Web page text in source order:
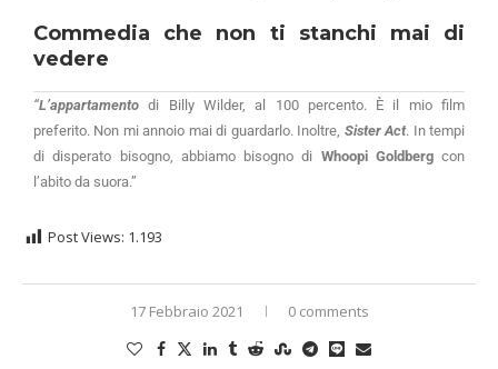
Commedia che non ti stanchi mai di
vedere
“L’appartamento di Billy Wilder, al 100 percento. È il mio film
preferito. Non mi annoio mai di guardarlo. Inoltre, Sister Act. In tempi
di disperato bisogno, abbiamo bisogno di Whoopi Goldbergcon
l’abito da suora.”
Post Views: 1.193
17 Febbraio 2021 0 comments